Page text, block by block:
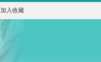
加入收藏